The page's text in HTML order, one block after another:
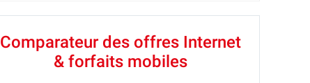
Comparateur des offres Internet
& forfaits mobiles